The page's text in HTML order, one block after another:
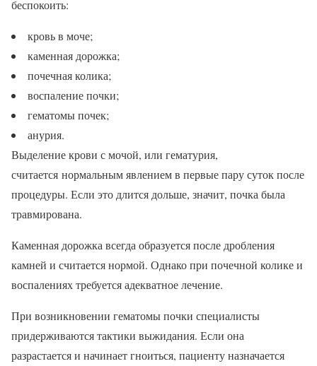
беспокоить:
кровь в моче;
каменная дорожка;
почечная колика;
воспаление почки;
гематомы почек;
анурия.
Выделение крови с мочой, или гематурия,
считается нормальным явлением в первые пару суток после
процедуры. Если это длится дольше, значит, почка была
травмирована.
Каменная дорожка всегда образуется после дробления
камней и считается нормой. Однако при почечной колике и
воспалениях требуется адекватное лечение.
При возникновении гематомы почки специалисты
придерживаются тактики выжидания. Если она
разрастается и начинает гноиться, пациенту назначается